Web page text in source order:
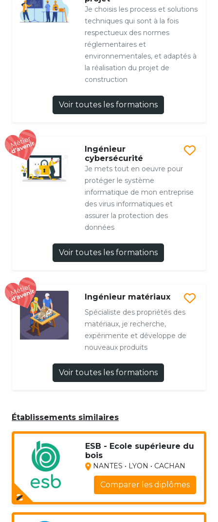
Je choisis les process et solutions
techniques qui sont à la fois
respectueux des normes
réglementaires et
environnementales, et adaptés à
la réalisation du projet de
construction
Voir toutes les formations
Ingénieur
cybersécurité
Je mets tout en oeuvre pour
protéger le système
informatique de mon entreprise
des virus informatiques et
assurer la protection des
données
Voir toutes les formations
Ingénieur matériaux
Spécialiste des propriétés des
matériaux, je recherche,
expérimente et développe de
nouveaux produits
Voir toutes les formations
Établissements similaires
ESB - Ecole supérieure du
bois
NANTES • LYON • CACHAN
Comparer les diplômes